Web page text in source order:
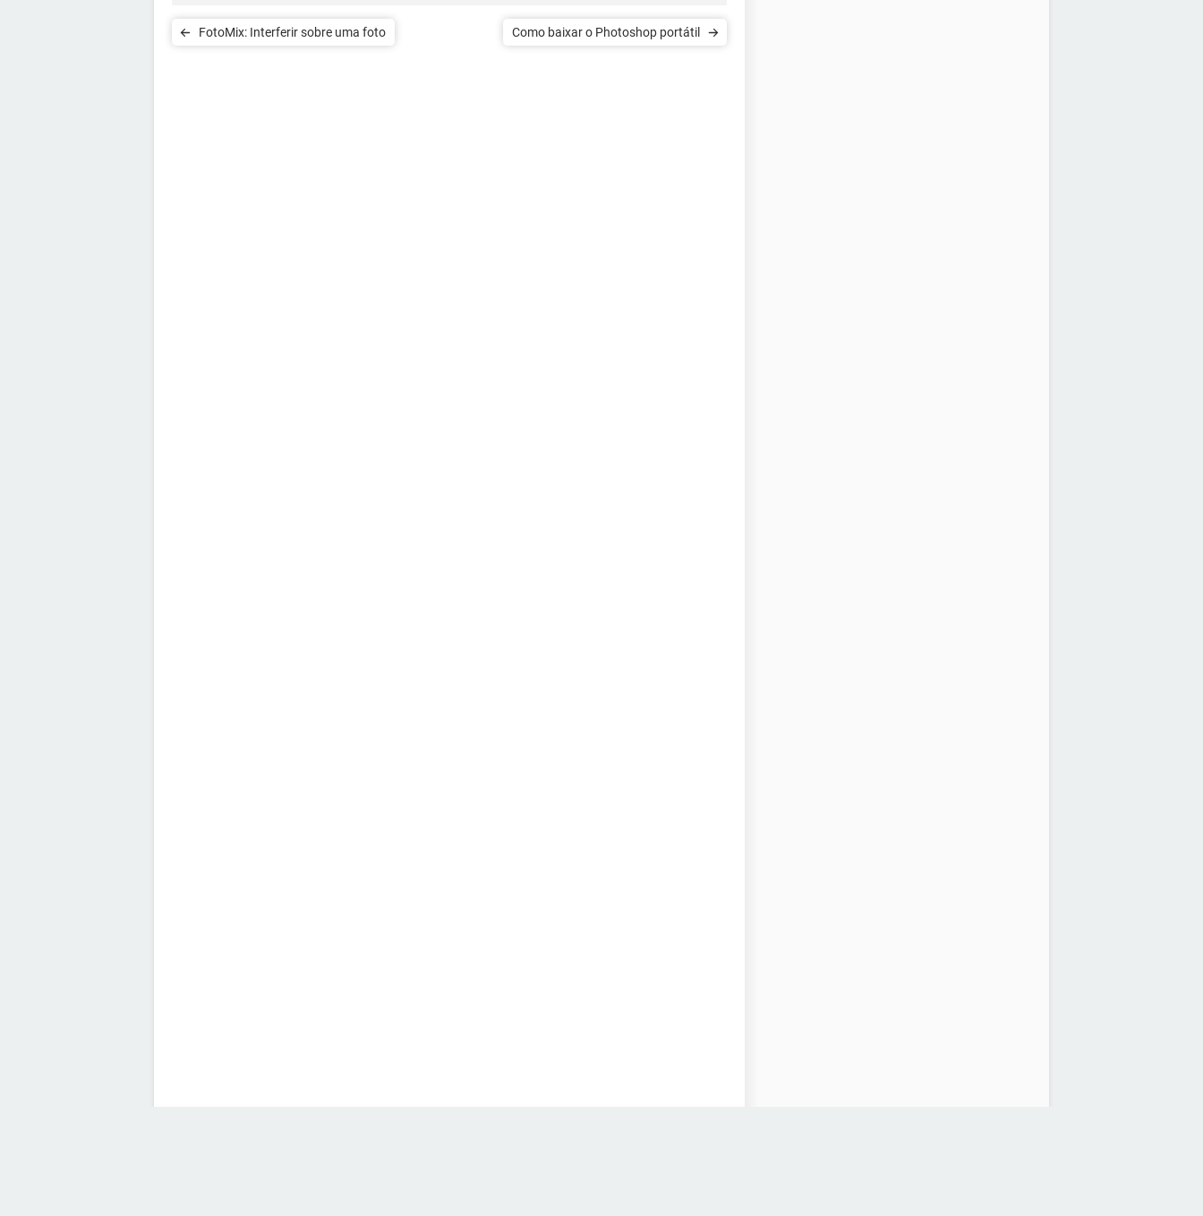
FotoMix: Interferir sobre uma foto Como baixar o Photoshop portátil